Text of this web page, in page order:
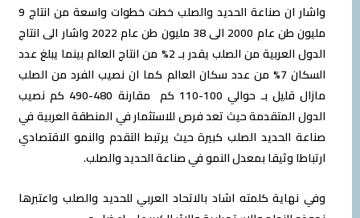
واشار ان صناعة الحديد والصلب خطت خطوات واسعة من انتاج 9
مليون طن عام 2000 الى 38 مليون طن عام 2022 واشار الى انتاج
الدول العربية من الصلب يقدر بـ 2% من انتاج العالم بينما يبلغ عدد
السكان 7% من عدد سكان العالم كما ان نصيب الفرد من الصلب
مازال قليل بـ حوالي 100-110 كم مقارنة 480-490 كم نصيب
المتقدمة حيث تعد فرص للاستثمار في المنطقة العربية في
الحديد الصلب كبيرة حيث يرتبط التقدم والنمو الاقتصادي
وثيقا بمعدل النمو في صناعة الحديد والصلب.
كلمته اشاد بالاتحاد العربي للحديد والصلب واعتبرها